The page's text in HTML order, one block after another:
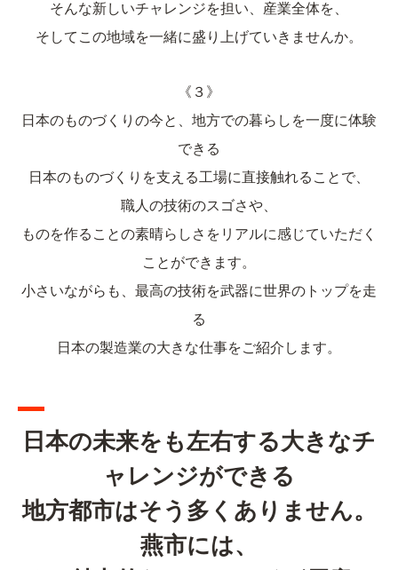
そんな新しいチャレンジを担い、産業全体を、
そしてこの地域を一緒に盛り上げていきませんか。
《３》
日本のものづくりの今と、地方での暮らしを一度に体験
できる
日本のものづくりを支える工場に直接触れることで、
職人の技術のスゴさや、
ものを作ることの素晴らしさをリアルに感じていただく
ことができます。
小さいながらも、最高の技術を武器に世界のトップを走
る
日本の製造業の大きな仕事をご紹介します。
日本の未来をも左右する大きなチ
ャレンジができる
地方都市はそう多くありません。
燕市には、